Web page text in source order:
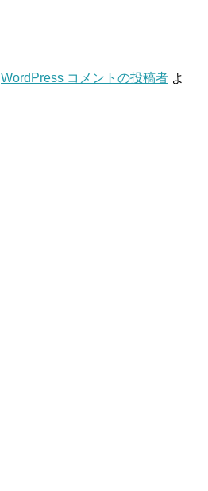
WordPress コメントの投稿者 よ